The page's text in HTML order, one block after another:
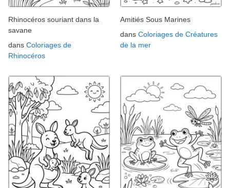
Rhinocéros souriant dans la
savane
dans Coloriages de
Rhinocéros
Amitiés Sous Marines
dans Coloriages de Créatures
de la mer